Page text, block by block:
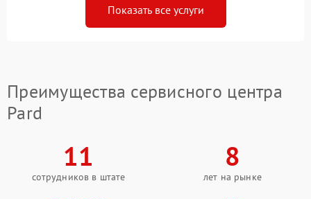
Показать все услуги
Преимущества сервисного центра
Pard
11
сотрудников в штате
8
лет на рынке